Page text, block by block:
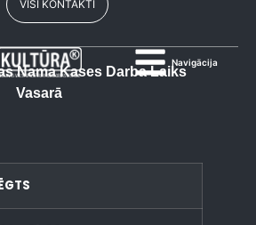
Navigācija
VISI KONTAKTI
Nama Kases Darba Laiks
Vasarā